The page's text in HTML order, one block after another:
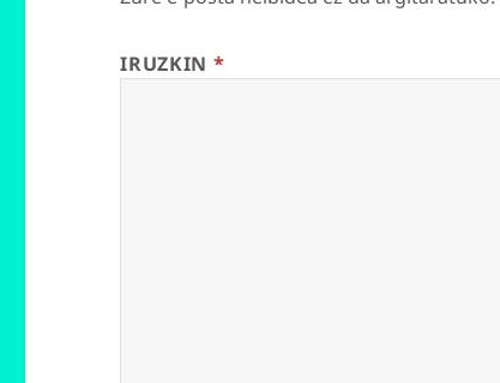
IRUZKIN *